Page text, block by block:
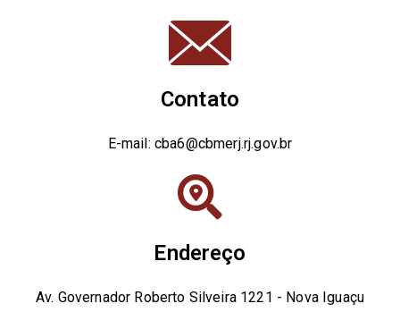
Contato
E-mail: cba6@cbmerj.rj.gov.br
Endereço
Av. Governador Roberto Silveira 1221 - Nova Iguaçu